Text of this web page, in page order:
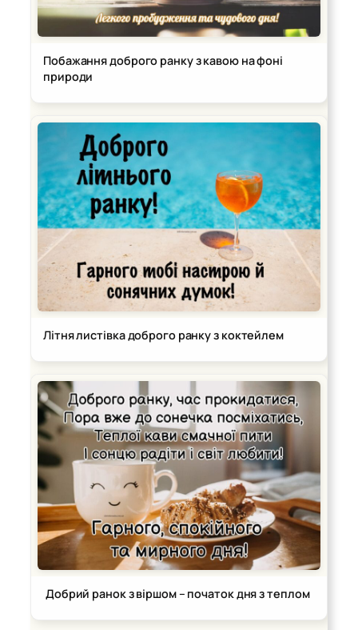
Побажання доброго ранку з кавою на фоні
природи
Літня листівка доброго ранку з коктейлем
Добрий ранок з віршом – початок дня з теплом